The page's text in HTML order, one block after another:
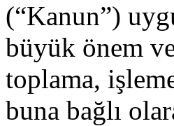
(“Kanun”)
büyük önem
toplama,
buna bağlı